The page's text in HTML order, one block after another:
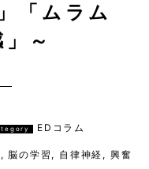
「ムラム
～
EDコラム
, 脳の学習 , 自律神経 , 興奮